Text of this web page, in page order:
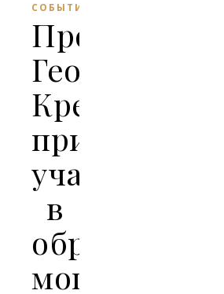
СОБЫТИЯ
Протоиерей
Георгий
Крейдун
принял
участие
в
обретении
мощей